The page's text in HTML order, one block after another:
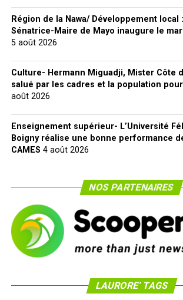
Région de la Nawa/ Développement local
Sénatrice-Maire de Mayo inaugure le
5 août 2026
Culture- Hermann Miguadji, Mister Côte
salué par les cadres et la population
août 2026
Enseignement supérieur- L’Université
Boigny réalise une bonne performance
CAMES 4 août 2026
NOS PARTENAIRES
LAURORE’ TAGS